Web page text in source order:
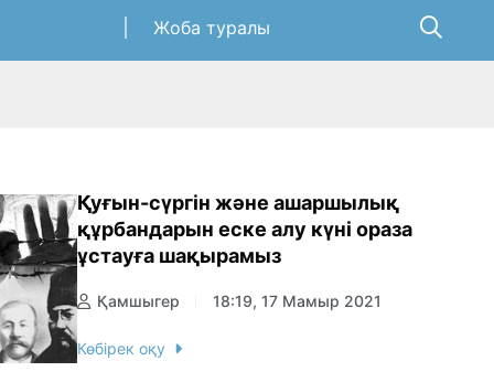
Жоба туралы
Қуғын-сүргін және ашаршылық
құрбандарын еске алу күні ораза
ұстауға шақырамыз
Қамшыгер 18:19, 17 Мамыр 2021
Көбірек оқу